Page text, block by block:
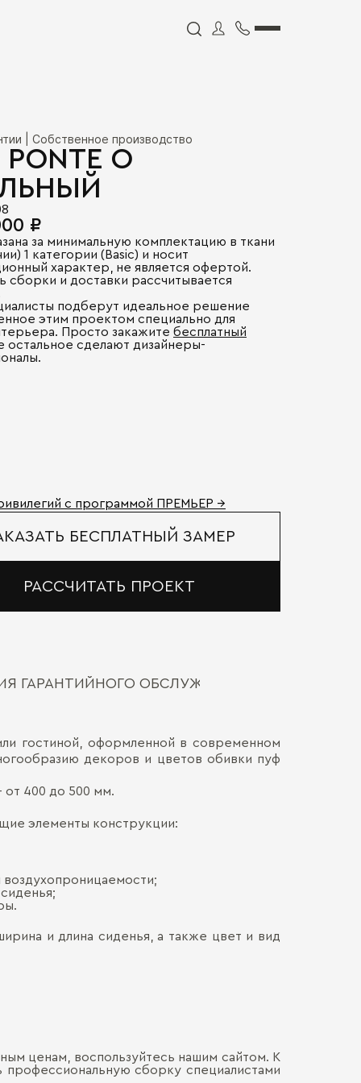
| Собственное производство
O
₽
за минимальную комплектацию в ткани
1 категории (Basic) и носит
характер, не является офертой.
сборки и доставки рассчитывается
подберут идеальное решение
этим проектом специально для
Просто закажите бесплатный
остальное сделают дизайнеры-
с программой ПРЕМЬЕР →
БЕСПЛАТНЫЙ ЗАМЕР
РАССЧИТАТЬ ПРОЕКТ
ГАРАНТИЙНОГО ОБСЛУЖИВАНИЯ
гостиной, оформленной в современном
декоров и цветов обивки пуф
от 400 до 500 мм.
элементы конструкции:
воздухопроницаемости;
и длина сиденья, а также цвет и вид
ценам, воспользуйтесь нашим сайтом. К
сборку специалистами